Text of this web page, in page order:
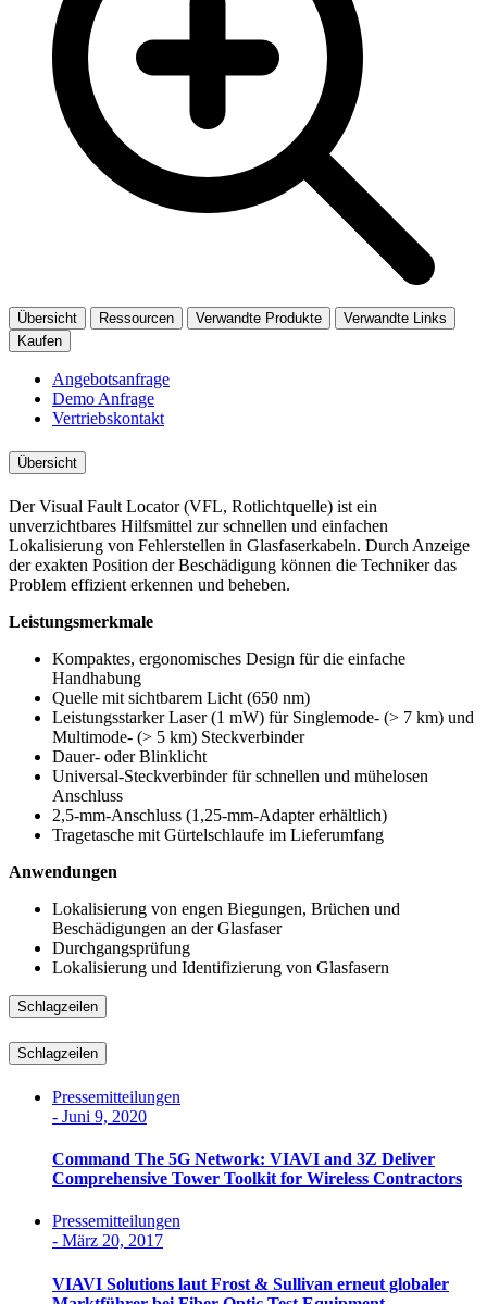
Übersicht Ressourcen Verwandte Produkte
Verwandte Links
Kaufen
Angebotsanfrage
Demo Anfrage
Vertriebskontakt
Übersicht
Der Visual Fault Locator (VFL, Rotlichtquelle) ist ein
unverzichtbares Hilfsmittel zur schnellen und einfachen
Lokalisierung von Fehlerstellen in Glasfaserkabeln. Durch Anzeige
der exakten Position der Beschädigung können die Techniker das
Problem effizient erkennen und beheben.
Leistungsmerkmale
Kompaktes, ergonomisches Design für die einfache
Handhabung
Quelle mit sichtbarem Licht (650 nm)
Leistungsstarker Laser (1 mW) für Singlemode- (> 7 km) und
Multimode- (> 5 km) Steckverbinder
Dauer- oder Blinklicht
Universal-Steckverbinder für schnellen und mühelosen
Anschluss
2,5-mm-Anschluss (1,25-mm-Adapter erhältlich)
Tragetasche mit Gürtelschlaufe im Lieferumfang
Anwendungen
Lokalisierung von engen Biegungen, Brüchen und
Beschädigungen an der Glasfaser
Durchgangsprüfung
Lokalisierung und Identifizierung von Glasfasern
Schlagzeilen
Schlagzeilen
Pressemitteilungen
- Juni 9, 2020
Command The 5G Network: VIAVI and 3Z Deliver
Comprehensive Tower Toolkit for Wireless Contractors
Pressemitteilungen
- März 20, 2017
VIAVI Solutions laut Frost & Sullivan erneut globaler